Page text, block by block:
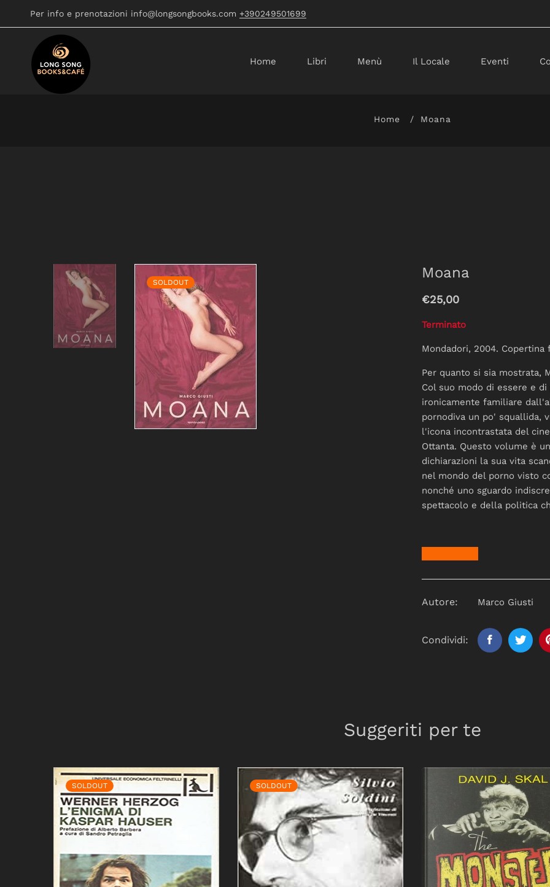
Per info e prenotazioni info@longsongbooks.com +390249501699
Home Libri Menù Il Locale Eventi
Home Moana
SOLDOUT
Moana
€25,00
Terminato
Mondadori, 2004. Copertina
Per quanto si sia mostrata,
Col suo modo di essere e
ironicamente familiare
pornodiva un po' squallida,
l'icona incontrastata del
Ottanta. Questo volume è
dichiarazioni la sua vita
nel mondo del porno visto
nonché uno sguardo
spettacolo e della politica
Autore: Marco Giusti
Condividi:
Suggeriti per te
SOLDOUT SOLDOUT